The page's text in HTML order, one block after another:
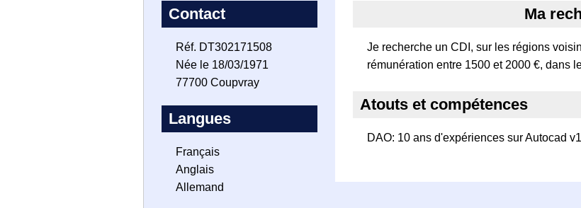
Contact
Réf. DT302171508
Née le 18/03/1971
77700 Coupvray
Langues
Français
Anglais
Allemand
Ma
Je recherche un CDI, sur les régions
rémunération entre 1500 et 2000 €, dans
Atouts et compétences
DAO: 10 ans d'expériences sur Autocad